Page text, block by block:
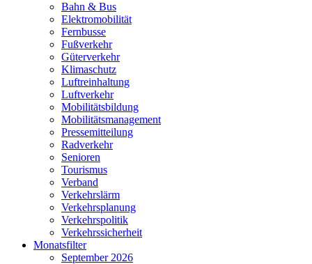
Bahn & Bus
Elektromobilität
Fernbusse
Fußverkehr
Güterverkehr
Klimaschutz
Luftreinhaltung
Luftverkehr
Mobilitätsbildung
Mobilitätsmanagement
Pressemitteilung
Radverkehr
Senioren
Tourismus
Verband
Verkehrslärm
Verkehrsplanung
Verkehrspolitik
Verkehrssicherheit
Monatsfilter
September 2026